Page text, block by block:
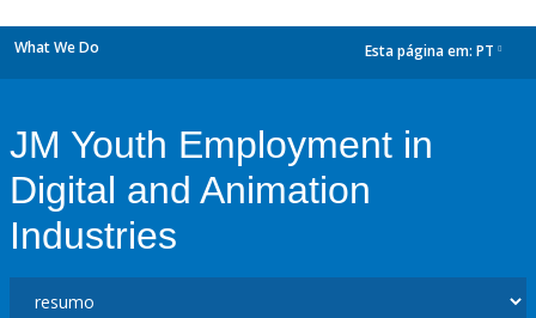
What We Do Esta página em: PT
JM Youth Employment in
Digital and Animation
Industries